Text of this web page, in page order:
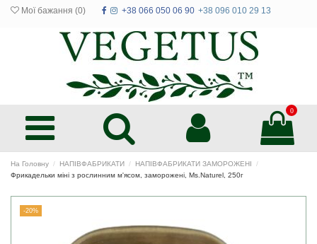
Мої бажання (0) +38 066 050 06 90 +38 096 010 29 13
0
На Головну НАПІВФАБРИКАТИ
НАПІВФАБРИКАТИ ЗАМОРОЖЕНІ
Фрикадельки міні з рослинним м'ясом, заморожені, Ms.Naturel, 250г
-20%